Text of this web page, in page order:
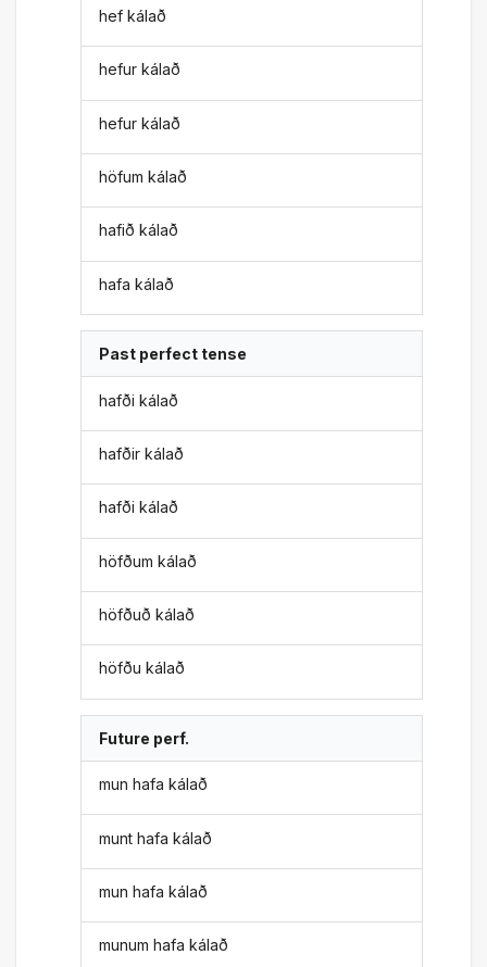
hef kálað
hefur kálað
hefur kálað
höfum kálað
hafið kálað
hafa kálað
Past perfect tense
hafði kálað
hafðir kálað
hafði kálað
höfðum kálað
höfðuð kálað
höfðu kálað
Future perf.
mun hafa kálað
munt hafa kálað
mun hafa kálað
munum hafa kálað